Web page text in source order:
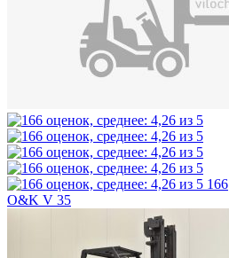
166
O&K V 35